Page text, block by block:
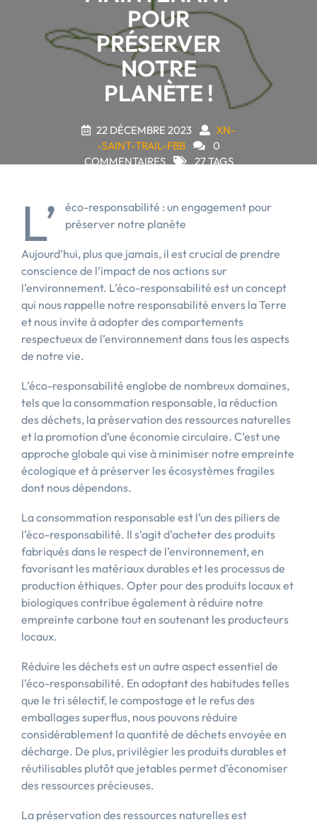
POUR
PRÉSERVER
NOTRE
PLANÈTE !
22 DÉCEMBRE 2023
XN-
-SAINT-TRAIL-FBB
0
COMMENTAIRES
27 TAGS
L’
éco-responsabilité : un engagement pour
préserver notre planète
Aujourd’hui, plus que jamais, il est crucial de prendre
conscience de l’impact de nos actions sur
l’environnement. L’éco-responsabilité est un concept
qui nous rappelle notre responsabilité envers la Terre
et nous invite à adopter des comportements
respectueux de l’environnement dans tous les aspects
de notre vie.
L’éco-responsabilité englobe de nombreux domaines,
tels que la consommation responsable, la réduction
des déchets, la préservation des ressources naturelles
et la promotion d’une économie circulaire. C’est une
approche globale qui vise à minimiser notre empreinte
écologique et à préserver les écosystèmes fragiles
dont nous dépendons.
La consommation responsable est l’un des piliers de
l’éco-responsabilité. Il s’agit d’acheter des produits
fabriqués dans le respect de l’environnement, en
favorisant les matériaux durables et les processus de
production éthiques. Opter pour des produits locaux et
biologiques contribue également à réduire notre
empreinte carbone tout en soutenant les producteurs
locaux.
Réduire les déchets est un autre aspect essentiel de
l’éco-responsabilité. En adoptant des habitudes telles
que le tri sélectif, le compostage et le refus des
emballages superflus, nous pouvons réduire
considérablement la quantité de déchets envoyée en
décharge. De plus, privilégier les produits durables et
réutilisables plutôt que jetables permet d’économiser
des ressources précieuses.
La préservation des ressources naturelles est